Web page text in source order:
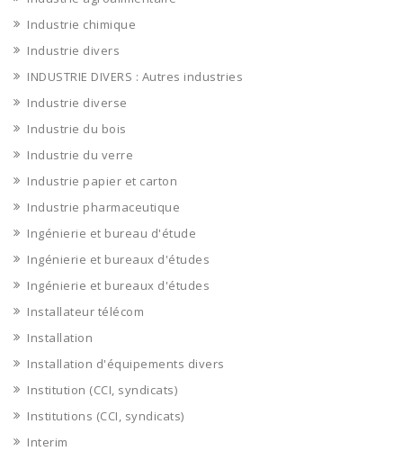
Industrie chimique
Industrie divers
INDUSTRIE DIVERS : Autres industries
Industrie diverse
Industrie du bois
Industrie du verre
Industrie papier et carton
Industrie pharmaceutique
Ingénierie et bureau d'étude
Ingénierie et bureaux d'études
Ingénierie et bureaux d'études
Installateur télécom
Installation
Installation d'équipements divers
Institution (CCI, syndicats)
Institutions (CCI, syndicats)
Interim